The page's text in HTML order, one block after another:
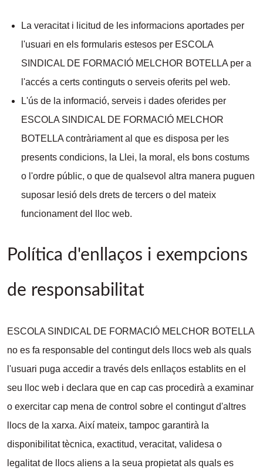
La veracitat i licitud de les informacions aportades per
l'usuari en els formularis estesos per ESCOLA
SINDICAL DE FORMACIÓ MELCHOR BOTELLA per a
l'accés a certs continguts o serveis oferits pel web.
L'ús de la informació, serveis i dades oferides per
ESCOLA SINDICAL DE FORMACIÓ MELCHOR
BOTELLA contràriament al que es disposa per les
presents condicions, la Llei, la moral, els bons costums
o l'ordre públic, o que de qualsevol altra manera puguen
suposar lesió dels drets de tercers o del mateix
funcionament del lloc web.
Política d'enllaços i exempcions
de responsabilitat
ESCOLA SINDICAL DE FORMACIÓ MELCHOR BOTELLA
no es fa responsable del contingut dels llocs web als quals
l'usuari puga accedir a través dels enllaços establits en el
seu lloc web i declara que en cap cas procedirà a examinar
o exercitar cap mena de control sobre el contingut d'altres
llocs de la xarxa. Així mateix, tampoc garantirà la
disponibilitat tècnica, exactitud, veracitat, validesa o
legalitat de llocs aliens a la seua propietat als quals es